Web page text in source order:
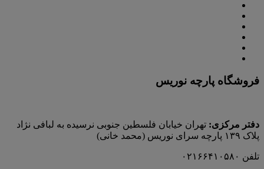
فروشگاه پارچه نوریس
دفتر مرکزی: تهران خیابان فلسطین جنوبی نرسیده به لبافی نژاد
پلاک ۱۳۹ پارچه‌ سرای نوريس (محمد خانی)
تلفن ۰۲۱۶۶۴۱۰۵۸۰